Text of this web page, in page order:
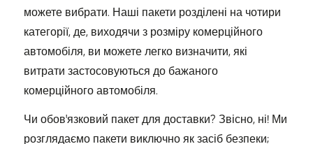
можете вибрати. Наші пакети розділені на чотири
категорії, де, виходячи з розміру комерційного
автомобіля, ви можете легко визначити, які
витрати застосовуються до бажаного
комерційного автомобіля.
Чи обов'язковий пакет для доставки? Звісно, ні! Ми
розглядаємо пакети виключно як засіб безпеки;